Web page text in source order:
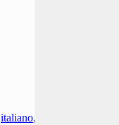
italiano,